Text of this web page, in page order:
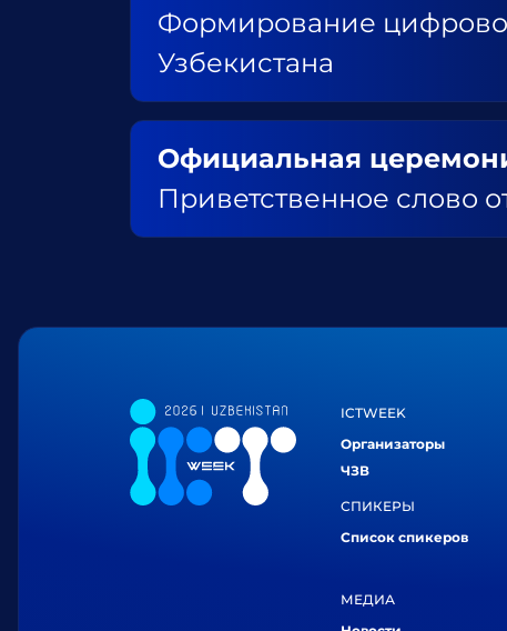
Формирование
Узбекистана
Официальная
Приветственное слово
ICTWEEK
Организаторы
ЧЗВ
СПИКЕРЫ
Список спикеров
МЕДИА